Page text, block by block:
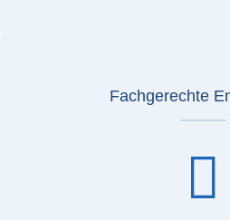
Fachgerechte